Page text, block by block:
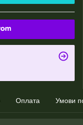
Оплата Умови